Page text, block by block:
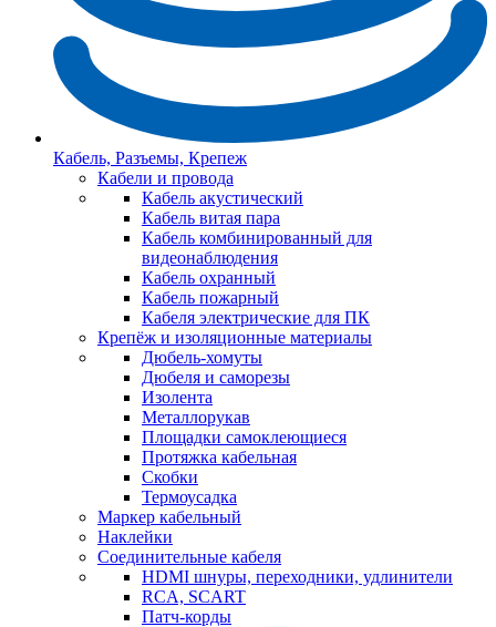
Кабель, Разъемы, Крепеж
Кабели и провода
Кабель акустический
Кабель витая пара
Кабель комбинированный для
видеонаблюдения
Кабель охранный
Кабель пожарный
Кабеля электрические для ПК
Крепёж и изоляционные материалы
Дюбель-хомуты
Дюбеля и саморезы
Изолента
Металлорукав
Площадки самоклеющиеся
Протяжка кабельная
Скобки
Термоусадка
Маркер кабельный
Наклейки
Соединительные кабеля
HDMI шнуры, переходники, удлинители
RCA, SCART
Патч-корды